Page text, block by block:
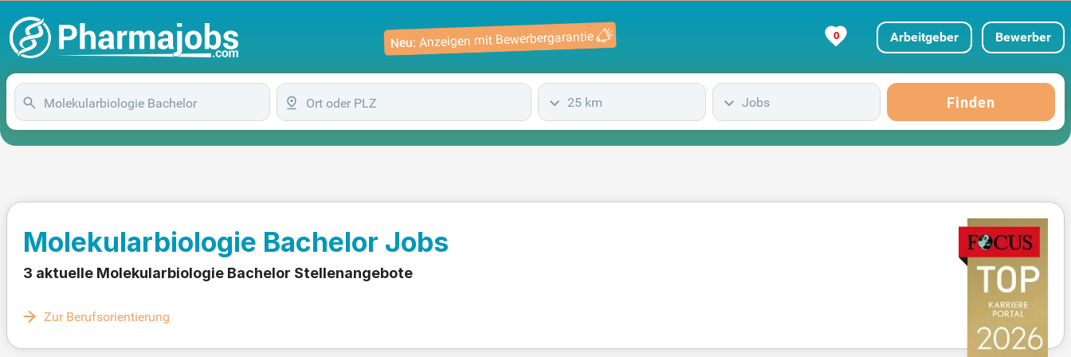
Neu: Anzeigen mit Bewerbergarantie 0 Arbeitgeber Bewerber
25 km Jobs Finden
Molekularbiologie Bachelor Jobs
3 aktuelle Molekularbiologie Bachelor Stellenangebote
Zur Berufsorientierung